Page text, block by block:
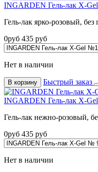
INGARDEN Гель-лак X-
Гель-лак ярко-розовый,
0руб 435 руб
Нет в наличии
В корзину Быстрый заказ
INGARDEN Гель-лак X-
Гель-лак нежно-розовый,
0руб 435 руб
Нет в наличии